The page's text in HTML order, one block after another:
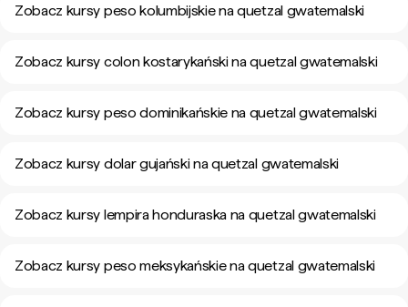
Zobacz kursy peso kolumbijskie na quetzal gwatemalski
Zobacz kursy colon kostarykański na quetzal gwatemalski
Zobacz kursy peso dominikańskie na quetzal gwatemalski
Zobacz kursy dolar gujański na quetzal gwatemalski
Zobacz kursy lempira honduraska na quetzal gwatemalski
Zobacz kursy peso meksykańskie na quetzal gwatemalski